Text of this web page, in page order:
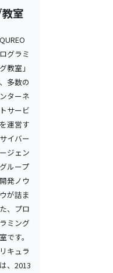
教室
QUREO
グラミ
教室」
多数の
ターネ
サービ
運営す
イバー
ジェン
ループ
発ノウ
が詰ま
、プロ
ミング
です。
キュラ
、2013